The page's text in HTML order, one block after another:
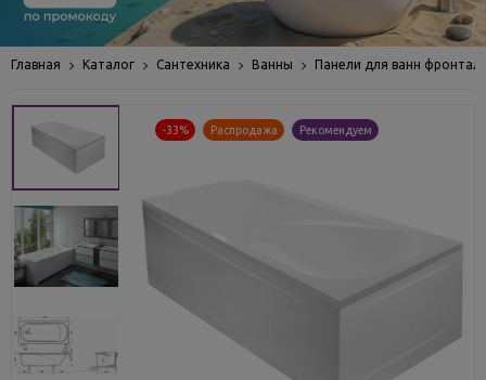
Главная Каталог Сантехника Ванны Панели для ванн
-33% Распродажа Рекомендуем